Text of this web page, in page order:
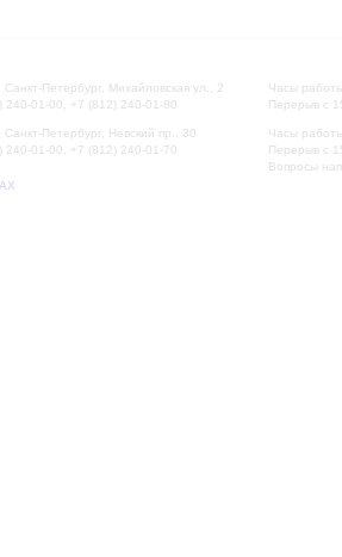
Санкт-Петербург, Михайловская ул., 2
240-01-00, +7 (812) 240-01-80
Санкт-Петербург, Невский пр., 30
240-01-00, +7 (812) 240-01-70
Часы
Перерыв с
Часы
Перерыв с
Вопросы